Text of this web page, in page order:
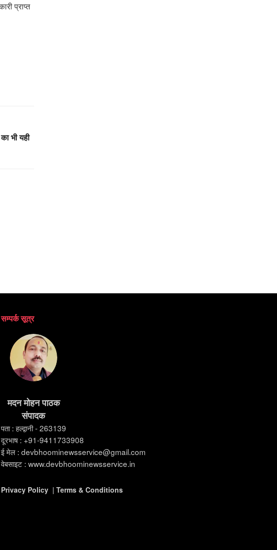
प्राप्त
भी यही
सम्पर्क सूत्र
मदन मोहन पाठक
संपादक
पता : हल्द्वानी - 263139
दूरभाष : +91-9411733908
ई मेल : devbhoominewsservice@gmail.com
वेबसाइट : www.devbhoominewsservice.in
Privacy Policy| Terms & Conditions